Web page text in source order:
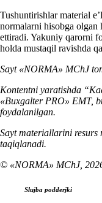
Tushuntirishlar material
normalarni hisobga
ettiradi. Yakuniy qarorni
holda mustaqil ravishda
Sayt «NORMA» MChJ
Kontentni yaratishda
«Buxgalter PRO» EMT,
foydalanilgan.
Sayt materiallarini resurs
taqiqlanadi.
© «NORMA» MChJ,
Slujba podderjki